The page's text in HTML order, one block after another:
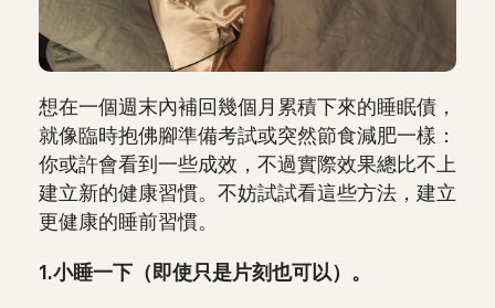
想在一個週末內補回幾個月累積下來的睡眠債，
就像臨時抱佛腳準備考試或突然節食減肥一樣：
你或許會看到一些成效，不過實際效果總比不上
建立新的健康習慣。不妨試試看這些方法，建立
更健康的睡前習慣。
1.小睡一下（即使只是片刻也可以）。